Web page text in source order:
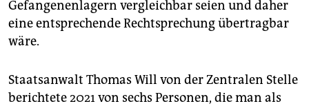
Gefangenenlagern vergleichbar seien und daher
eine entsprechende Rechtsprechung übertragbar
wäre.
Staatsanwalt Thomas Will von der Zentralen Stelle
berichtete 2021 von sechs Personen, die man als